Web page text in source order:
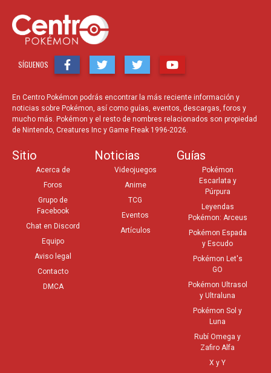
SÍGUENOS
En Centro Pokémon podrás encontrar la más reciente información y
noticias sobre Pokémon, así como guías, eventos, descargas, foros y
mucho más. Pokémon y el resto de nombres relacionados son propiedad
de Nintendo, Creatures Inc y Game Freak 1996-2026.
Sitio
Acerca de
Foros
Grupo de
Facebook
Chat en Discord
Equipo
Aviso legal
Contacto
DMCA
Noticias
Videojuegos
Anime
TCG
Eventos
Artículos
Guías
Pokémon
Escarlata y
Púrpura
Leyendas
Pokémon: Arceus
Pokémon Espada
y Escudo
Pokémon Let's
GO
Pokémon Ultrasol
y Ultraluna
Pokémon Sol y
Luna
Rubí Omega y
Zafiro Alfa
X y Y